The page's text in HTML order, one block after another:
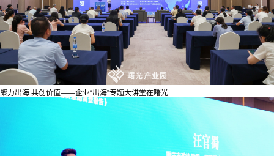
聚力出海 共创价值——企业“出海”专题大讲堂在曙光...